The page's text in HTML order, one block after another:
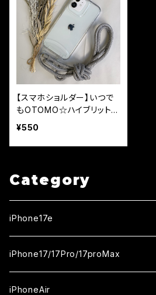
【スマホショルダー】いつで
もOTOMO☆ハイブリットク
リアケースのみ
¥550
Category
iPhone17e
ガラスフィルム
セラミックフィルム
iPhone17/17Pro/17proMax
iPhone17
iPhoneAir